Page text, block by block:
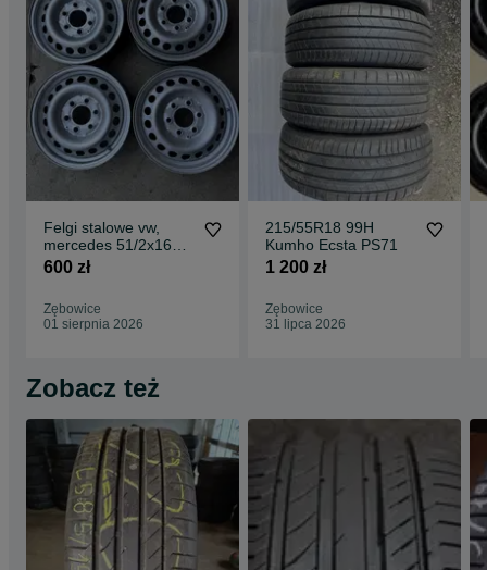
Felgi stalowe vw,
mercedes 51/2x16
ET51
600 zł
Zębowice
01 sierpnia 2026
215/55R18 99H
Kumho Ecsta PS71
1 200 zł
Zębowice
31 lipca 2026
Zobacz też